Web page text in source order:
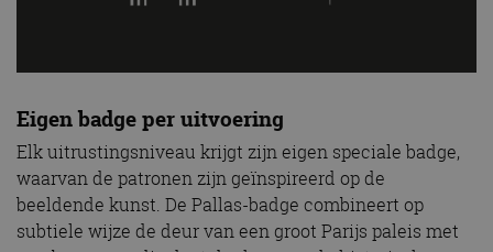
Eigen badge per uitvoering
Elk uitrustingsniveau krijgt zijn eigen speciale badge,
waarvan de patronen zijn geïnspireerd op de
beeldende kunst. De Pallas-badge combineert op
subtiele wijze de deur van een groot Parijs paleis met